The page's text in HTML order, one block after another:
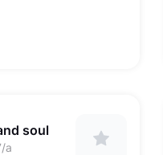
soul
a